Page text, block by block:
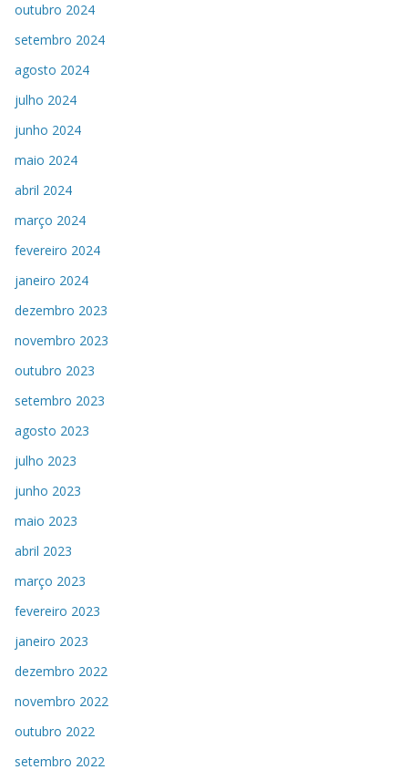
outubro 2024
setembro 2024
agosto 2024
julho 2024
junho 2024
maio 2024
abril 2024
março 2024
fevereiro 2024
janeiro 2024
dezembro 2023
novembro 2023
outubro 2023
setembro 2023
agosto 2023
julho 2023
junho 2023
maio 2023
abril 2023
março 2023
fevereiro 2023
janeiro 2023
dezembro 2022
novembro 2022
outubro 2022
setembro 2022